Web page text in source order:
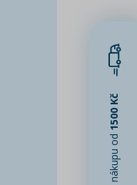
při nákupu od
1500 Kč